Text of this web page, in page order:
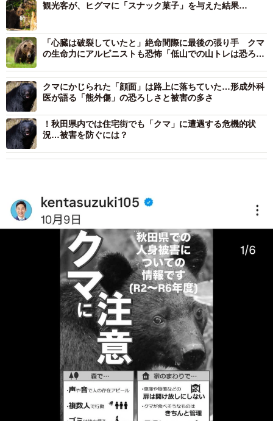
観光客が、ヒグマに「スナック菓子」を与えた結果…
「心臓は破裂していたと」絶命間際に最後の張り手 クマ
の生命力にアルピニストも恐怖「低山での山トレは恐ろし
クマにかじられた「顔面」は路上に落ちていた…形成外科
医が語る「熊外傷」の恐ろしさと被害の多さ
！秋田県内では住宅街でも「クマ」に遭遇する危機的状
況…被害を防ぐには？